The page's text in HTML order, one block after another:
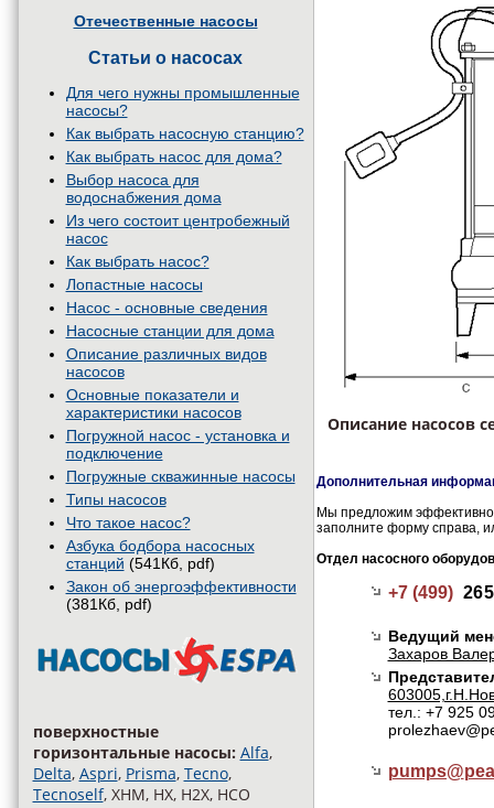
Отечественные насосы
Статьи о насосах
Для чего нужны промышленные
насосы?
Как выбрать насосную станцию?
Как выбрать насос для дома?
Выбор насоса для
водоснабжения дома
Из чего состоит центробежный
насос
Как выбрать насос?
Лопастные насосы
Насос - основные сведения
Насосные станции для дома
Описание различных видов
насосов
Основные показатели и
характеристики насосов
Погружной насос - установка и
подключение
Погружные скважинные насосы
Типы насосов
Что такое насос?
Азбука бодбора насосных
станций (541Кб, pdf)
Закон об энергоэффективности
(381Кб, pdf)
поверхностные
горизонтальные насосы: Alfa,
Delta, Aspri, Prisma, Tecno,
Tecnoself, XHM, HX, H2X, HCO
Описание насосов
Дополнительная
Мы предложим
заполните форму справа,
Отдел насосного
+7 (499)
Ведущий
Захаров
тел.: +7 925
pumps@